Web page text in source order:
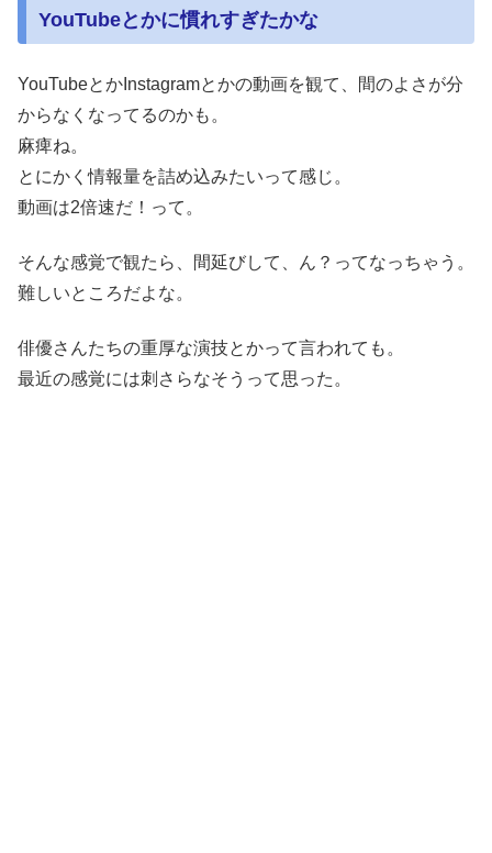
YouTubeとかに慣れすぎたかな
YouTubeとかInstagramとかの動画を観て、間のよさが分
からなくなってるのかも。
麻痺ね。
とにかく情報量を詰め込みたいって感じ。
動画は2倍速だ！って。
そんな感覚で観たら、間延びして、ん？ってなっちゃう。
難しいところだよな。
俳優さんたちの重厚な演技とかって言われても。
最近の感覚には刺さらなそうって思った。